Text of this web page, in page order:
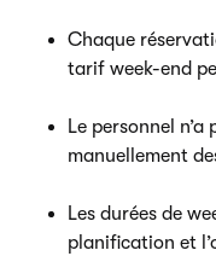
Chaque
tarif week-end
Le personnel
manuellement
Les durées de
planification et